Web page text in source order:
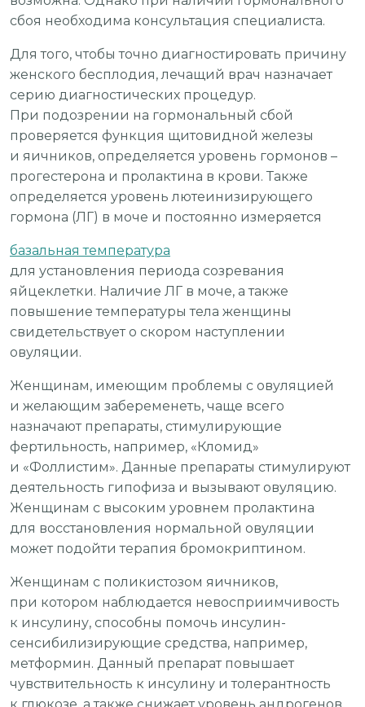
сбоя необходима консультация специалиста.
Для того, чтобы точно диагностировать причину
женского бесплодия, лечащий врач назначает
серию диагностических процедур.
При подозрении на гормональный сбой
проверяется функция щитовидной железы
и яичников, определяется уровень гормонов –
прогестерона и пролактина в крови. Также
определяется уровень лютеинизирующего
гормона (ЛГ) в моче и постоянно измеряется
базальная температура
для установления периода созревания
яйцеклетки. Наличие ЛГ в моче, а также
повышение температуры тела женщины
свидетельствует о скором наступлении
овуляции.
Женщинам, имеющим проблемы с овуляцией
и желающим забеременеть, чаще всего
назначают препараты, стимулирующие
фертильность, например, «Кломид»
и «Фоллистим». Данные препараты стимулируют
деятельность гипофиза и вызывают овуляцию.
Женщинам с высоким уровнем пролактина
для восстановления нормальной овуляции
может подойти терапия бромокриптином.
Женщинам с поликистозом яичников,
при котором наблюдается невосприимчивость
к инсулину, способны помочь инсулин-
сенсибилизирующие средства, например,
метформин. Данный препарат повышает
чувствительность к инсулину и толерантность